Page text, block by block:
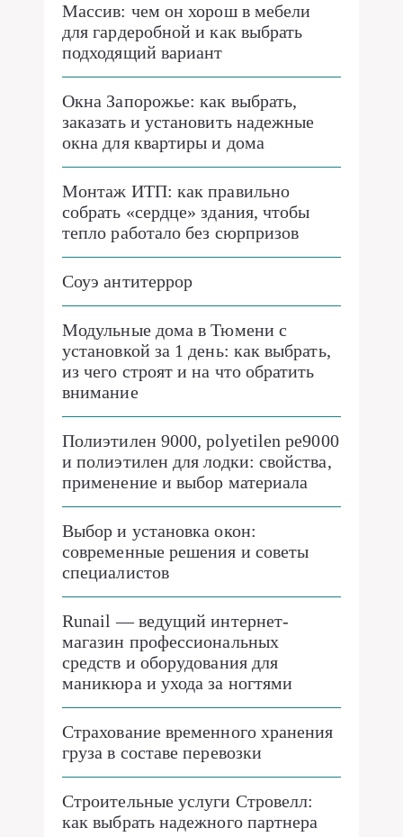
Массив: чем он хорош в мебели
для гардеробной и как выбрать
подходящий вариант
Окна Запорожье: как выбрать,
заказать и установить надежные
окна для квартиры и дома
Монтаж ИТП: как правильно
собрать «сердце» здания, чтобы
тепло работало без сюрпризов
Соуэ антитеррор
Модульные дома в Тюмени с
установкой за 1 день: как выбрать,
из чего строят и на что обратить
внимание
Полиэтилен 9000, polyetilen pe9000
и полиэтилен для лодки: свойства,
применение и выбор материала
Выбор и установка окон:
современные решения и советы
специалистов
Runail — ведущий интернет-
магазин профессиональных
средств и оборудования для
маникюра и ухода за ногтями
Страхование временного хранения
груза в составе перевозки
Строительные услуги Стровелл:
как выбрать надежного партнера